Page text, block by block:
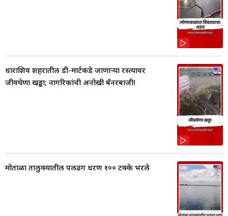
धाराशिव शहरातील डी-मार्टकडे जाणाऱ्या रस्त्यावर
जीवघेणा खड्डा; नागरिकांची अनोखी बॅनरबाजी!
मोताळा तालुक्यातील पलढग धरण १०० टक्के भरले